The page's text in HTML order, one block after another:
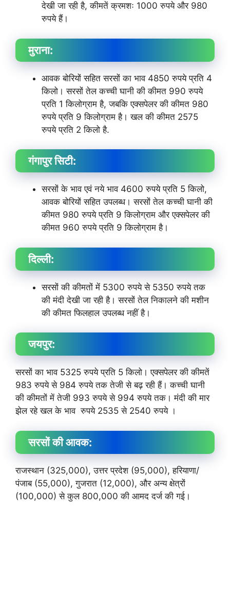
देखी जा रही है, कीमतें क्रमशः 1000 रुपये और 980
रुपये हैं।
मुराना:
आवक बोरियों सहित सरसों का भाव 4850 रुपये प्रति 4
किलो। सरसों तेल कच्ची घानी की कीमत 990 रुपये
प्रति 1 किलोग्राम है, जबकि एक्सपेलर की कीमत 980
रुपये प्रति 9 किलोग्राम है। खल की कीमत 2575
रुपये प्रति 2 किलो है.
गंगापुर सिटी:
सरसों के भाव एवं नये भाव 4600 रुपये प्रति 5 किलो,
आवक बोरियों सहित उपलब्ध। सरसों तेल कच्ची घानी की
कीमत 980 रुपये प्रति 9 किलोग्राम और एक्सपेलर की
कीमत 960 रुपये प्रति 9 किलोग्राम है।
दिल्ली:
सरसों की कीमतों में 5300 रुपये से 5350 रुपये तक
की मंदी देखी जा रही है। सरसों तेल निकालने की मशीन
की कीमत फिलहाल उपलब्ध नहीं है।
जयपुर:
सरसों का भाव 5325 रुपये प्रति 5 किलो। एक्सपेलर की कीमतें
983 रुपये से 984 रुपये तक तेजी से बढ़ रही हैं। कच्ची घानी
की कीमतों में तेजी 993 रुपये से 994 रुपये तक। मंदी की मार
झेल रहे खल के भाव रुपये 2535 से 2540 रुपये ।
सरसों की आवक:
राजस्थान (325,000), उत्तर प्रदेश (95,000), हरियाणा/
पंजाब (55,000), गुजरात (12,000), और अन्य क्षेत्रों
(100,000) से कुल 800,000 की आमद दर्ज की गई।